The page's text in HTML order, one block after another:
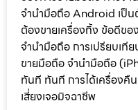
จำนำมือถือ Android เป็น
ต้องขายเครื่องทิ้ง ข้อดีขอ
จำนำมือถือ การเปรียบเที
ขายมือถือ จำนำมือถือ
ทันที ทันที การได้เครื่องคื
เสี่ยงเจอมิจฉาชีพ